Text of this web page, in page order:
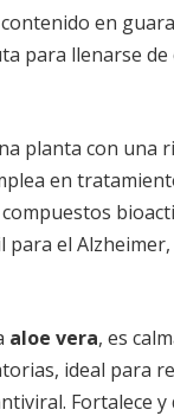
en
para llenarse
planta con una
en
el
aloe vera, es
ideal para
Fortalece y